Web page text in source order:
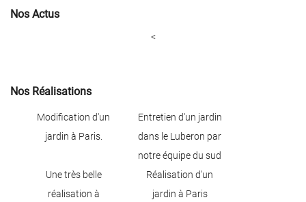
ACCUEIL
DE JARDIN
Inscription
Nos Actus
<
Nos Réalisations
Modification d'un
jardin à Paris.
Entretien d'un jardin
dans le Luberon par
notre équipe du sud
Une très belle
réalisation à
Réalisation d'un
jardin à Paris